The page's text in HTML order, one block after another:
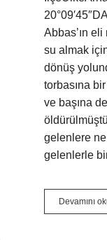
Abbas’ın
su almak
dönüş
torbasına
ve başına
gelenlere ne
gelenlerle
Devamını